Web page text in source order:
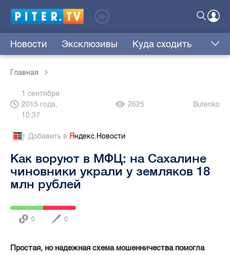
Новости Эксклюзивы Куда сходить
Главная
1 сентября
2015 года,
10:37
2625 Butenko
Добавить в Яндекс.Новости
Как воруют в МФЦ: на Сахалине
чиновники украли у земляков 18
млн рублей
0 0
Простая, но надежная схема мошенничества помогла